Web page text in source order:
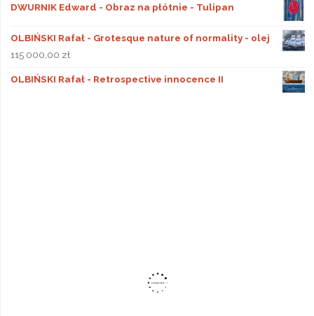
DWURNIK Edward - Obraz na płótnie - Tulipan
OLBIŃSKI Rafał - Grotesque nature of normality - olej
115 000,00 zł
OLBIŃSKI Rafał - Retrospective innocence II